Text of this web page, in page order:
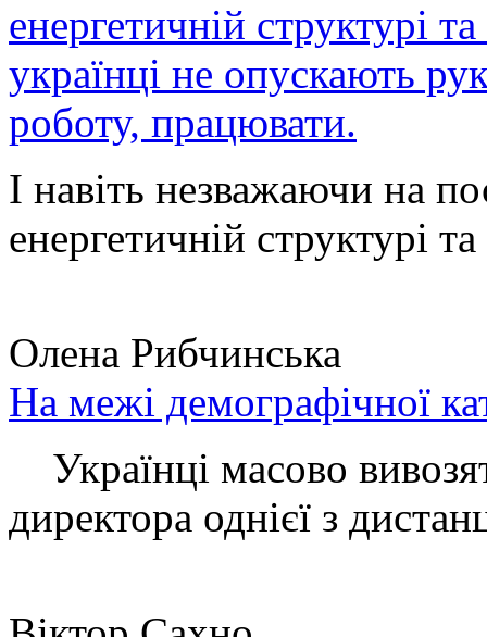
енергетичній структурі
українці не опускають
роботу, працювати.
І навіть незважаючи на
енергетичній структурі
Олена Рибчинська
На межі демографічної
Українці масово
директора однієї з